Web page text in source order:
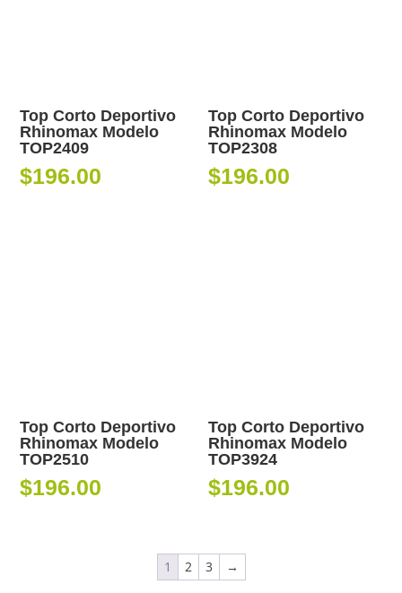
Top Corto Deportivo
Rhinomax Modelo
TOP2409
$196.00
Top Corto Deportivo
Rhinomax Modelo
TOP2308
$196.00
Top Corto Deportivo
Rhinomax Modelo
TOP2510
$196.00
Top Corto Deportivo
Rhinomax Modelo
TOP3924
$196.00
1 2 3 →